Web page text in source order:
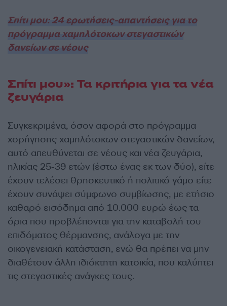
Σπίτι μου: 24 ερωτήσεις-απαντήσεις για το
πρόγραμμα χαμηλότοκων στεγαστικών
δανείων σε νέους
Σπίτι μου»: Τα κριτήρια για τα νέα
ζευγάρια
Συγκεκριμένα, όσον αφορά στο πρόγραμμα
χορήγησης χαμηλότοκων στεγαστικών δανείων,
αυτό απευθύνεται σε νέους και νέα ζευγάρια,
ηλικίας 25-39 ετών (έστω ένας εκ των δύο), είτε
έχουν τελέσει θρησκευτικό ή πολιτικό γάμο είτε
έχουν συνάψει σύμφωνο συμβίωσης, με ετήσιο
καθαρό εισόδημα από 10.000 ευρώ έως τα
όρια που προβλέπονται για την καταβολή του
επιδόματος θέρμανσης, ανάλογα με την
οικογενειακή κατάσταση, ενώ θα πρέπει να μην
διαθέτουν άλλη ιδιόκτητη κατοικία, που καλύπτει
τις στεγαστικές ανάγκες τους.